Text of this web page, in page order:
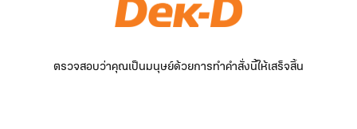
ตรวจสอบว่าคุณเป็นมนุษย์ด้วยการทำคำสั่งนี้ให้เสร็จสิ้น